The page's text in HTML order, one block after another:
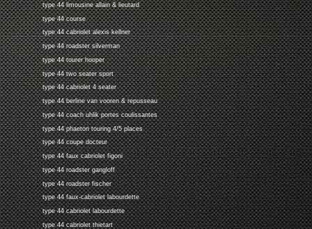
type 44 limousine allain & lieutard
type 44 course
type 44 cabriolet alexis kellner
type 44 roadster silverman
type 44 tourer hooper
type 44 two seater sport
type 44 cabriolet 4 seater
type 44 berline van vooren & repusseau
type 44 coach uhlik portes coulissantes
type 44 phaeton touring 4/5 places
type 44 coupe docteur
type 44 faux cabriolet figoni
type 44 roadster gangloff
type 44 roadster fischer
type 44 faux-cabriolet labourdette
type 44 cabriolet labourdette
type 44 cabriolet thietart